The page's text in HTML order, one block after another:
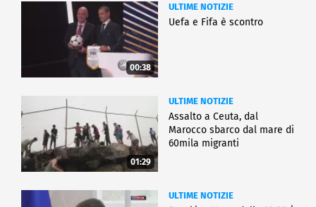
00:38
ULTIME NOTIZIE
Uefa e Fifa è scontro
01:29
ULTIME NOTIZIE
Assalto a Ceuta, dal
Marocco sbarco dal mare di
60mila migranti
ULTIME NOTIZIE